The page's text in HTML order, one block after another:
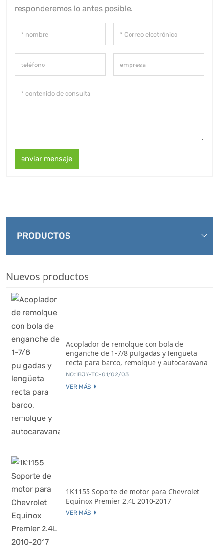
responderemos lo antes posible.
enviar mensaje
PRODUCTOS
Nuevos productos
Acoplador de remolque con bola de
enganche de 1-7/8 pulgadas y lengüeta
recta para barco, remolque y autocaravana
NO:1BJY-TC-01/02/03
VER MÁS
1K1155 Soporte de motor para Chevrolet
Equinox Premier 2.4L 2010-2017
VER MÁS